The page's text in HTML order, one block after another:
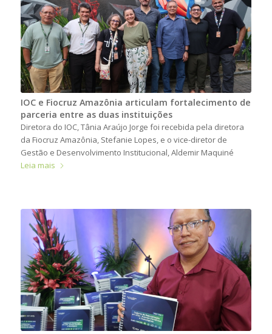
IOC e Fiocruz Amazônia articulam fortalecimento de
parceria entre as duas instituições
Diretora do IOC, Tânia Araújo Jorge foi recebida pela diretora
da Fiocruz Amazônia, Stefanie Lopes, e o vice-diretor de
Gestão e Desenvolvimento Institucional, Aldemir Maquiné
Leia mais